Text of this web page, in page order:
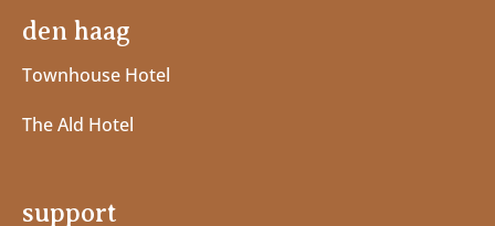
den haag
Townhouse Hotel
The Ald Hotel
support